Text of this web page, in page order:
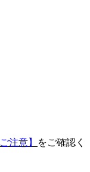
注意】
をご確認く